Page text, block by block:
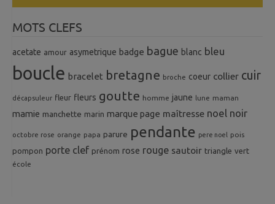
MOTS CLEFS
acetate amour asymetrique badge bague blanc bleu
boucle bracelet bretagne broche coeur collier cuir
décapsuleur fleur fleurs goutte homme jaune lune maman
mamie manchette marin marque page maîtresse noel noir
octobre rose orange papa parure pendante pere noel pois
pompon porte clef prénom rose rouge sautoir triangle vert
école